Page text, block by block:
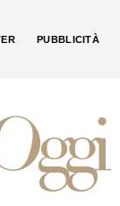
PUBBLICITÀ